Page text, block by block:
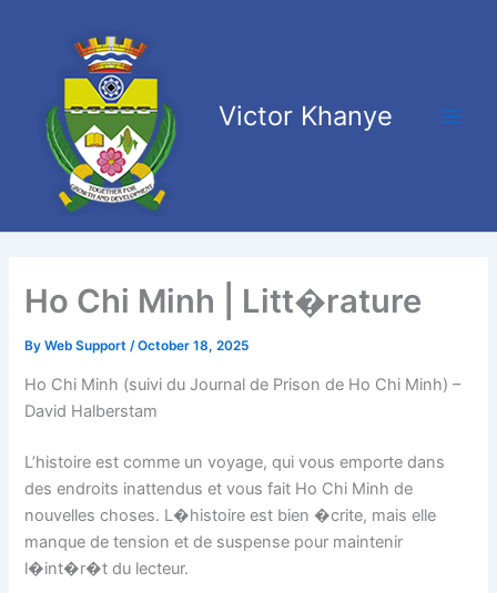
Victor Khanye
Ho Chi Minh | Litt�rature
ByWeb Support/October 18, 2025
Ho Chi Minh (suivi du Journal de Prison de Ho Chi Minh) –
David Halberstam
L’histoire est comme un voyage, qui vous emporte dans
des endroits inattendus et vous fait Ho Chi Minh de
nouvelles choses. L�histoire est bien �crite, mais elle
manque de tension et de suspense pour maintenir
l�int�r�t du lecteur.